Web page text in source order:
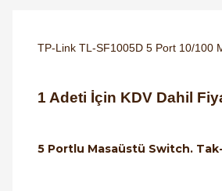
TP-Link TL-SF1005D 5 Port 10/100
1 Adeti İçin KDV Dahil
5 Portlu Masaüstü Switch.